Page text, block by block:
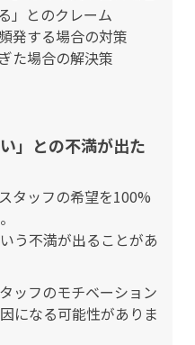
」とのクレーム
発する場合の対策
た場合の解決策
」との不満が出た
タッフの希望を100%
う不満が出ることがあ
ッフのモチベーション
になる可能性がありま